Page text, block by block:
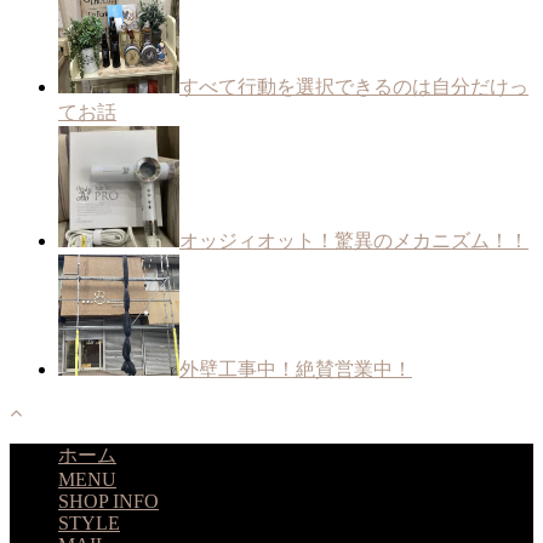
すべて行動を選択できるのは自分だけっ
てお話
オッジィオット！驚異のメカニズム！！
外壁工事中！絶賛営業中！
ホーム
MENU
SHOP INFO
STYLE